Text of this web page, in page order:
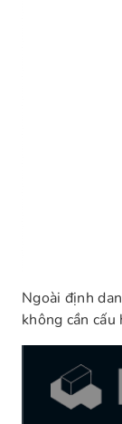
Ngoài định
không cần